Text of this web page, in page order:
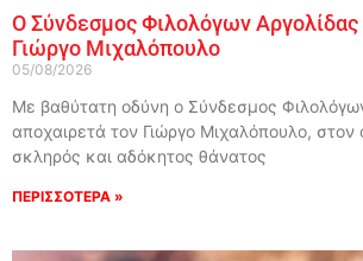
Ο Σύνδεσμος Φιλολόγων Αργολίδας
Γιώργο Μιχαλόπουλο
05/08/2026
Με βαθύτατη οδύνη ο Σύνδεσμος
αποχαιρετά τον Γιώργο Μιχαλόπουλο, στον
σκληρός και αδόκητος θάνατος
ΠΕΡΙΣΣΟΤΕΡΑ »